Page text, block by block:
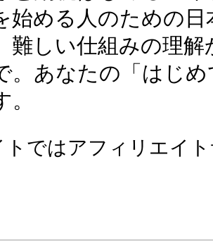
始める人のための
難しい仕組みの理
。あなたの「はじ
ではアフィリエイ